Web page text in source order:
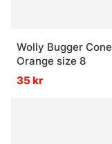
Wolly Bugger Cone
Orange size 8
35 kr